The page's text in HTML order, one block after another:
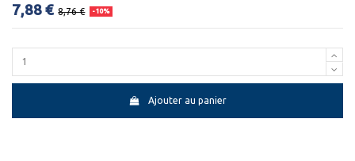
7,88 € 8,76 € -10%
Ajouter au panier